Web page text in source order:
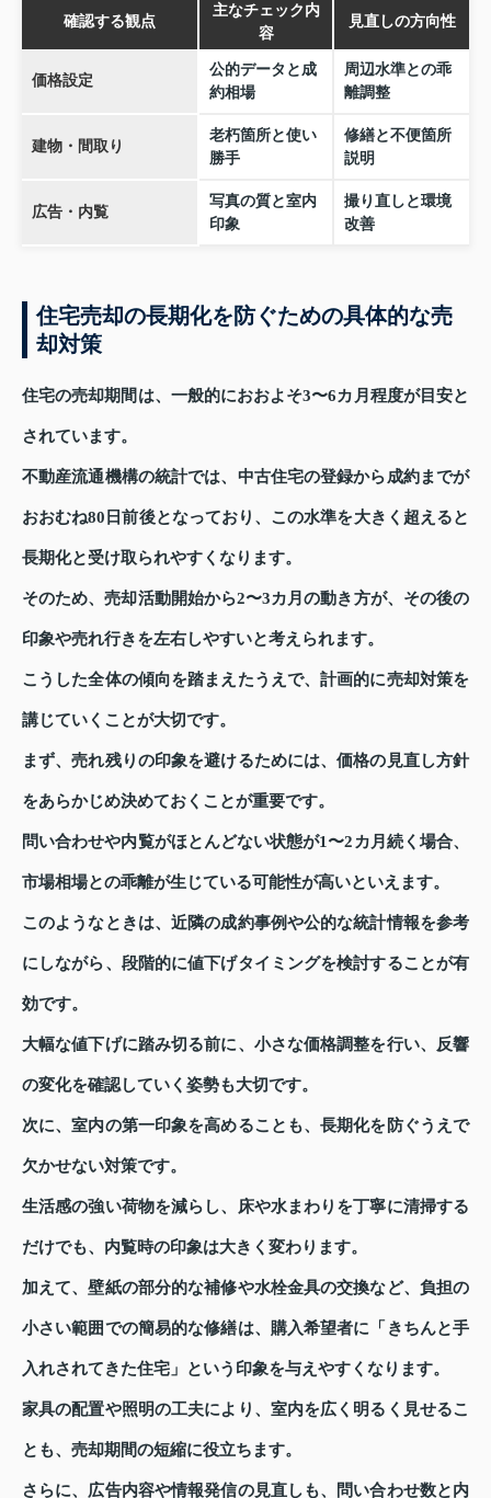
確認する観点
主なチェック内
容
見直しの方向性
価格設定
公的データと成
約相場
周辺水準との乖
離調整
建物・間取り
老朽箇所と使い
勝手
修繕と不便箇所
説明
広告・内覧
写真の質と室内
印象
撮り直しと環境
改善
住宅売却の長期化を防ぐための具体的な売
却対策
住宅の売却期間は、一般的におおよそ3〜6カ月程度が目安と
されています。
不動産流通機構の統計では、中古住宅の登録から成約までが
おおむね80日前後となっており、この水準を大きく超えると
長期化と受け取られやすくなります。
そのため、売却活動開始から2〜3カ月の動き方が、その後の
印象や売れ行きを左右しやすいと考えられます。
こうした全体の傾向を踏まえたうえで、計画的に売却対策を
講じていくことが大切です。
まず、売れ残りの印象を避けるためには、価格の見直し方針
をあらかじめ決めておくことが重要です。
問い合わせや内覧がほとんどない状態が1〜2カ月続く場合、
市場相場との乖離が生じている可能性が高いといえます。
このようなときは、近隣の成約事例や公的な統計情報を参考
にしながら、段階的に値下げタイミングを検討することが有
効です。
大幅な値下げに踏み切る前に、小さな価格調整を行い、反響
の変化を確認していく姿勢も大切です。
次に、室内の第一印象を高めることも、長期化を防ぐうえで
欠かせない対策です。
生活感の強い荷物を減らし、床や水まわりを丁寧に清掃する
だけでも、内覧時の印象は大きく変わります。
加えて、壁紙の部分的な補修や水栓金具の交換など、負担の
小さい範囲での簡易的な修繕は、購入希望者に「きちんと手
入れされてきた住宅」という印象を与えやすくなります。
家具の配置や照明の工夫により、室内を広く明るく見せるこ
とも、売却期間の短縮に役立ちます。
さらに、広告内容や情報発信の見直しも、問い合わせ数と内